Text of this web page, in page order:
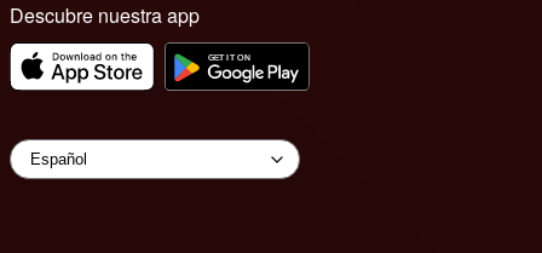
Descubre nuestra app